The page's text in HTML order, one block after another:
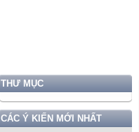
THƯ MỤC
CÁC Ý KIẾN MỚI NHẤT